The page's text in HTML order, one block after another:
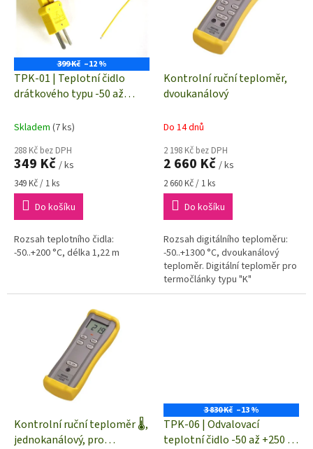
399 Kč –12 %
TPK-01 | Teplotní čidlo
drátkového typu -50 až
"K" (NiCr-Ni)
Skladem (7 ks)
288 Kč bez DPH
349 Kč / ks
Měrná
cena:
349 Kč / 1 ks
Do košíku
Rozsah teplotního čidla:
-50..+200 °C, délka 1,22 m
Kontrolní ruční teploměr,
dvoukanálový
Do 14 dnů
2 198 Kč bez DPH
2 660 Kč / ks
Měrná
cena:
2 660 Kč / 1 ks
Do košíku
Rozsah digitálního teploměru:
-50..+1300 °C, dvoukanálový
teploměr. Digitální teploměr pro
termočlánky typu "K"
Kontrolní ruční teploměr 🌡,
jednokanálový, pro
3 830 Kč –13 %
TPK-06 | Odvalovací
teplotní čidlo -50 až +250 °C